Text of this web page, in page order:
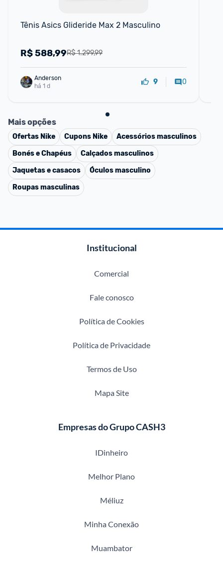
Tênis Asics Glideride Max 2 Masculino
R$ 1.299,99
R$588,99
Anderson
há 1 d
9 0
Mais opções
Ofertas Nike Cupons Nike
Acessórios masculinos
Bonés e Chapéus
Calçados masculinos
Jaquetas e casacos
Óculos masculino
Roupas masculinas
Institucional
Comercial
Fale conosco
Política de Cookies
Política de Privacidade
Termos de Uso
Mapa Site
Empresas do Grupo CASH3
IDinheiro
Melhor Plano
Méliuz
Minha Conexão
Muambator